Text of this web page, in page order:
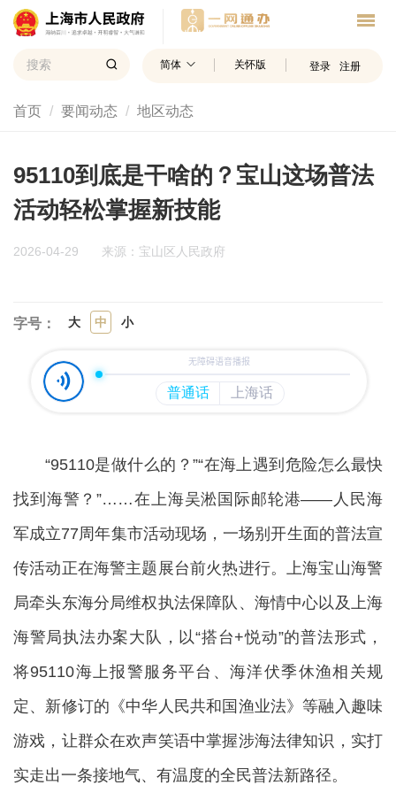
简体 关怀版 登录 注册
首页 要闻动态 地区动态
95110到底是干啥的？宝山这场普法
活动轻松掌握新技能
2026-04-29 来源：宝山区人民政府
字号： 大 中 小
“95110是做什么的？”“在海上遇到危险怎么最快
找到海警？”……在上海吴淞国际邮轮港——人民海
军成立77周年集市活动现场，一场别开生面的普法宣
传活动正在海警主题展台前火热进行。上海宝山海警
局牵头东海分局维权执法保障队、海情中心以及上海
海警局执法办案大队，以“搭台+悦动”的普法形式，
将95110海上报警服务平台、海洋伏季休渔相关规
定、新修订的《中华人民共和国渔业法》等融入趣味
游戏，让群众在欢声笑语中掌握涉海法律知识，实打
实走出一条接地气、有温度的全民普法新路径。